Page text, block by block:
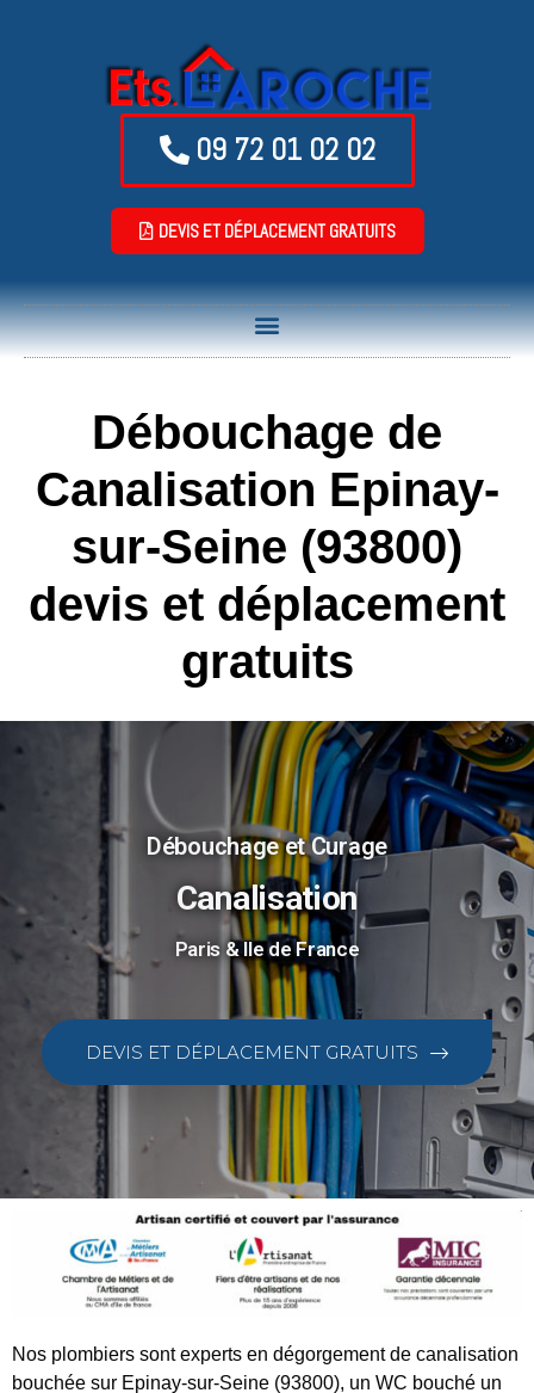
09 72 01 02 02
DEVIS ET DÉPLACEMENT GRATUITS
Débouchage de
Canalisation Epinay-
sur-Seine (93800)
devis et déplacement
gratuits
Débouchage et Curage
Canalisation
Paris & Ile de France
DEVIS ET DÉPLACEMENT GRATUITS
Nos plombiers sont experts en dégorgement de canalisation
bouchée sur Epinay-sur-Seine (93800), un WC bouché un